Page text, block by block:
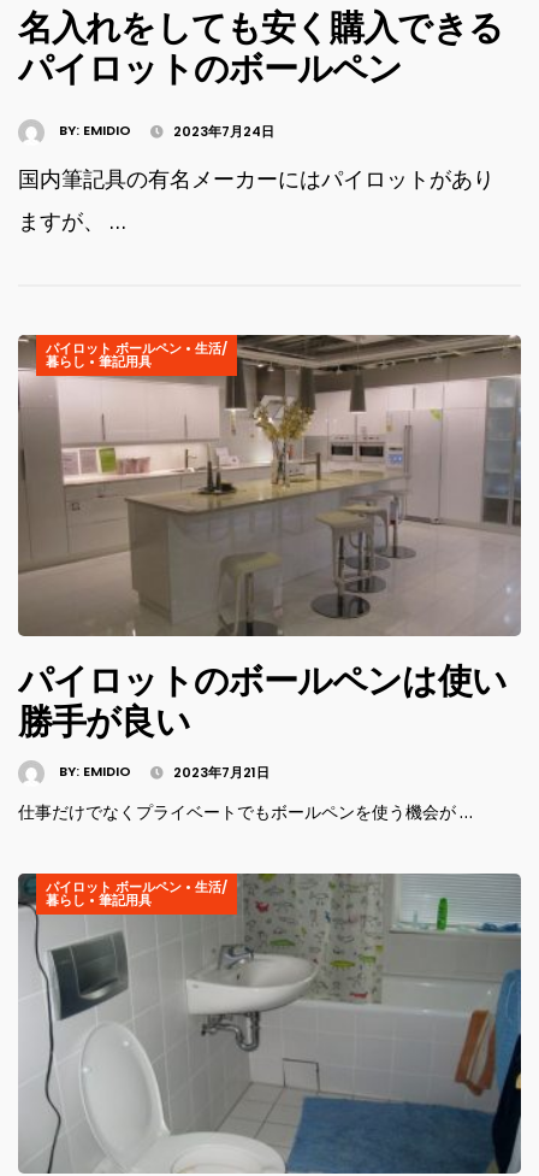
名入れをしても安く購入できる
パイロットのボールペン
BY: EMIDIO 2023年7月24日
国内筆記具の有名メーカーにはパイロットがあり
ますが、 …
パイロット ボールペン • 生活/
暮らし • 筆記用具
パイロットのボールペンは使い
勝手が良い
BY: EMIDIO 2023年7月21日
仕事だけでなくプライベートでもボールペンを使う機会が …
パイロット ボールペン • 生活/
暮らし • 筆記用具